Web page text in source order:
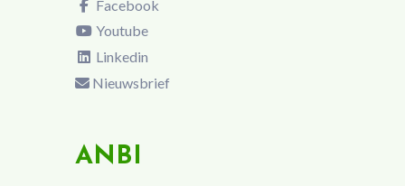
Facebook
Youtube
Linkedin
Nieuwsbrief
ANBI